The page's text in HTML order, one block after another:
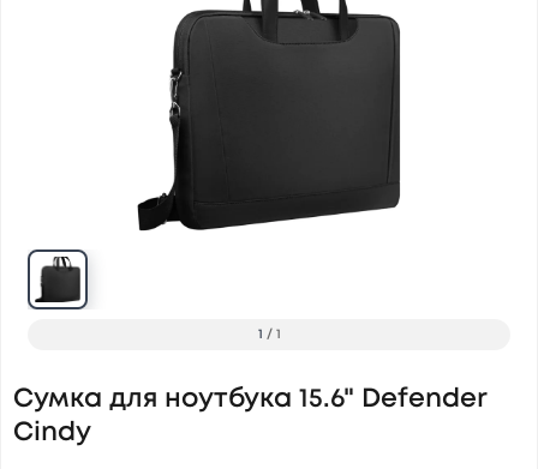
1 / 1
Сумка для ноутбука 15.6" Defender
Cindy